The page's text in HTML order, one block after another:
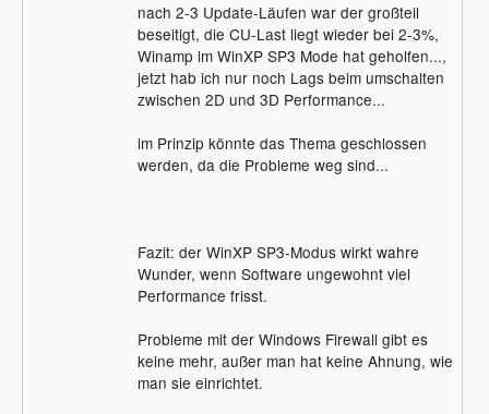
nach 2-3 Update-Läufen war der großteil
beseitigt, die CU-Last liegt wieder bei 2-3%,
Winamp im WinXP SP3 Mode hat geholfen...,
jetzt hab ich nur noch Lags beim umschalten
zwischen 2D und 3D Performance...
im Prinzip könnte das Thema geschlossen
werden, da die Probleme weg sind...
Fazit: der WinXP SP3-Modus wirkt wahre
Wunder, wenn Software ungewohnt viel
Performance frisst.
Probleme mit der Windows Firewall gibt es
keine mehr, außer man hat keine Ahnung, wie
man sie einrichtet.